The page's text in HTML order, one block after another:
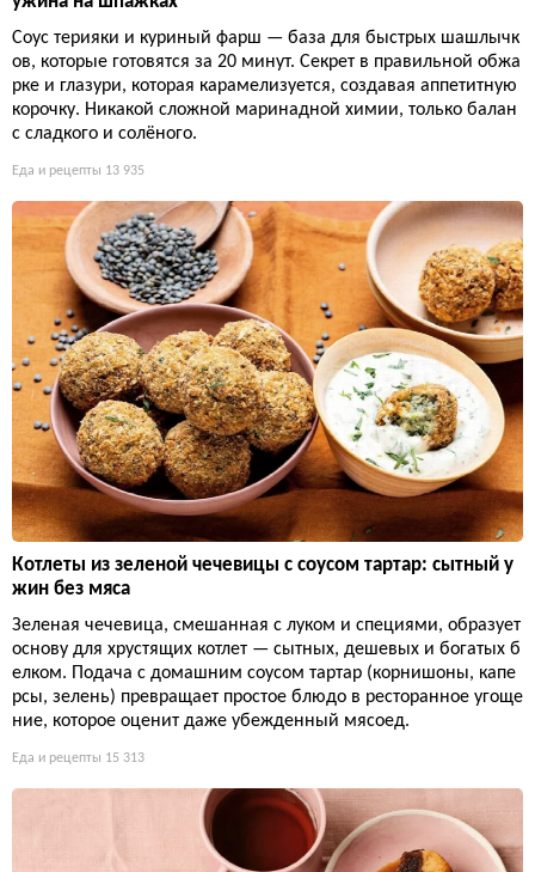
Соус терияки и куриный фарш — база для быстрых шашлычк
ов, которые готовятся за 20 минут. Секрет в правильной обжа
рке и глазури, которая карамелизуется, создавая аппетитную
корочку. Никакой сложной маринадной химии, только балан
с сладкого и солёного.
Еда и рецепты 13 935
Котлеты из зеленой чечевицы с соусом тартар: сытный у
жин без мяса
Зеленая чечевица, смешанная с луком и специями, образует
основу для хрустящих котлет — сытных, дешевых и богатых б
елком. Подача с домашним соусом тартар (корнишоны, капе
рсы, зелень) превращает простое блюдо в ресторанное угоще
ние, которое оценит даже убежденный мясоед.
Еда и рецепты 15 313